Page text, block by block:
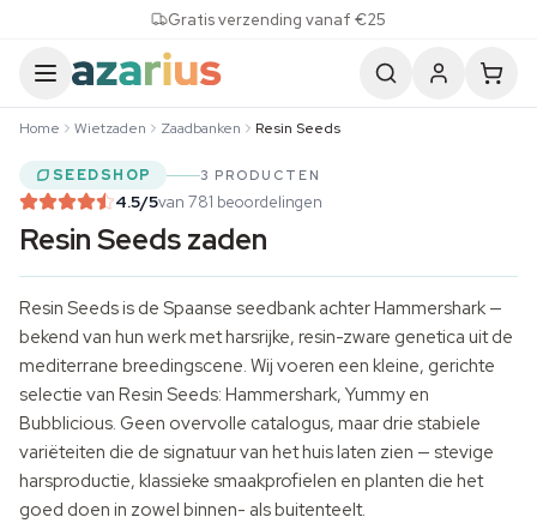
Gratis verzending vanaf €25
Home Wietzaden Zaadbanken Resin Seeds
SEEDSHOP 3 PRODUCTEN
4.5/5van 781 beoordelingen
Resin Seeds zaden
Resin Seeds is de Spaanse seedbank achter Hammershark —
bekend van hun werk met harsrijke, resin-zware genetica uit de
mediterrane breedingscene. Wij voeren een kleine, gerichte
selectie van Resin Seeds: Hammershark, Yummy en
Bubblicious. Geen overvolle catalogus, maar drie stabiele
variëteiten die de signatuur van het huis laten zien — stevige
harsproductie, klassieke smaakprofielen en planten die het
goed doen in zowel binnen- als buitenteelt.